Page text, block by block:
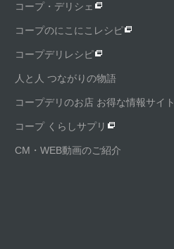
コープ・デリシェ
コープのにこにこレシピ
コープデリレシピ
人と人 つながりの物語
コープデリのお店 お得な情報サイト
コープ くらしサプリ
CM・WEB動画のご紹介